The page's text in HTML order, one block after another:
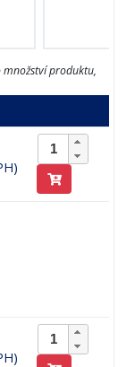
produktu,